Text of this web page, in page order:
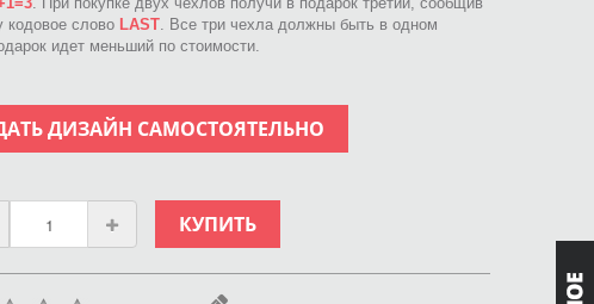
кодовое слово LAST. Все три чехла должны быть в одном
идет меньший по стоимости.
ДИЗАЙН САМОСТОЯТЕЛЬНО
КУПИТЬ